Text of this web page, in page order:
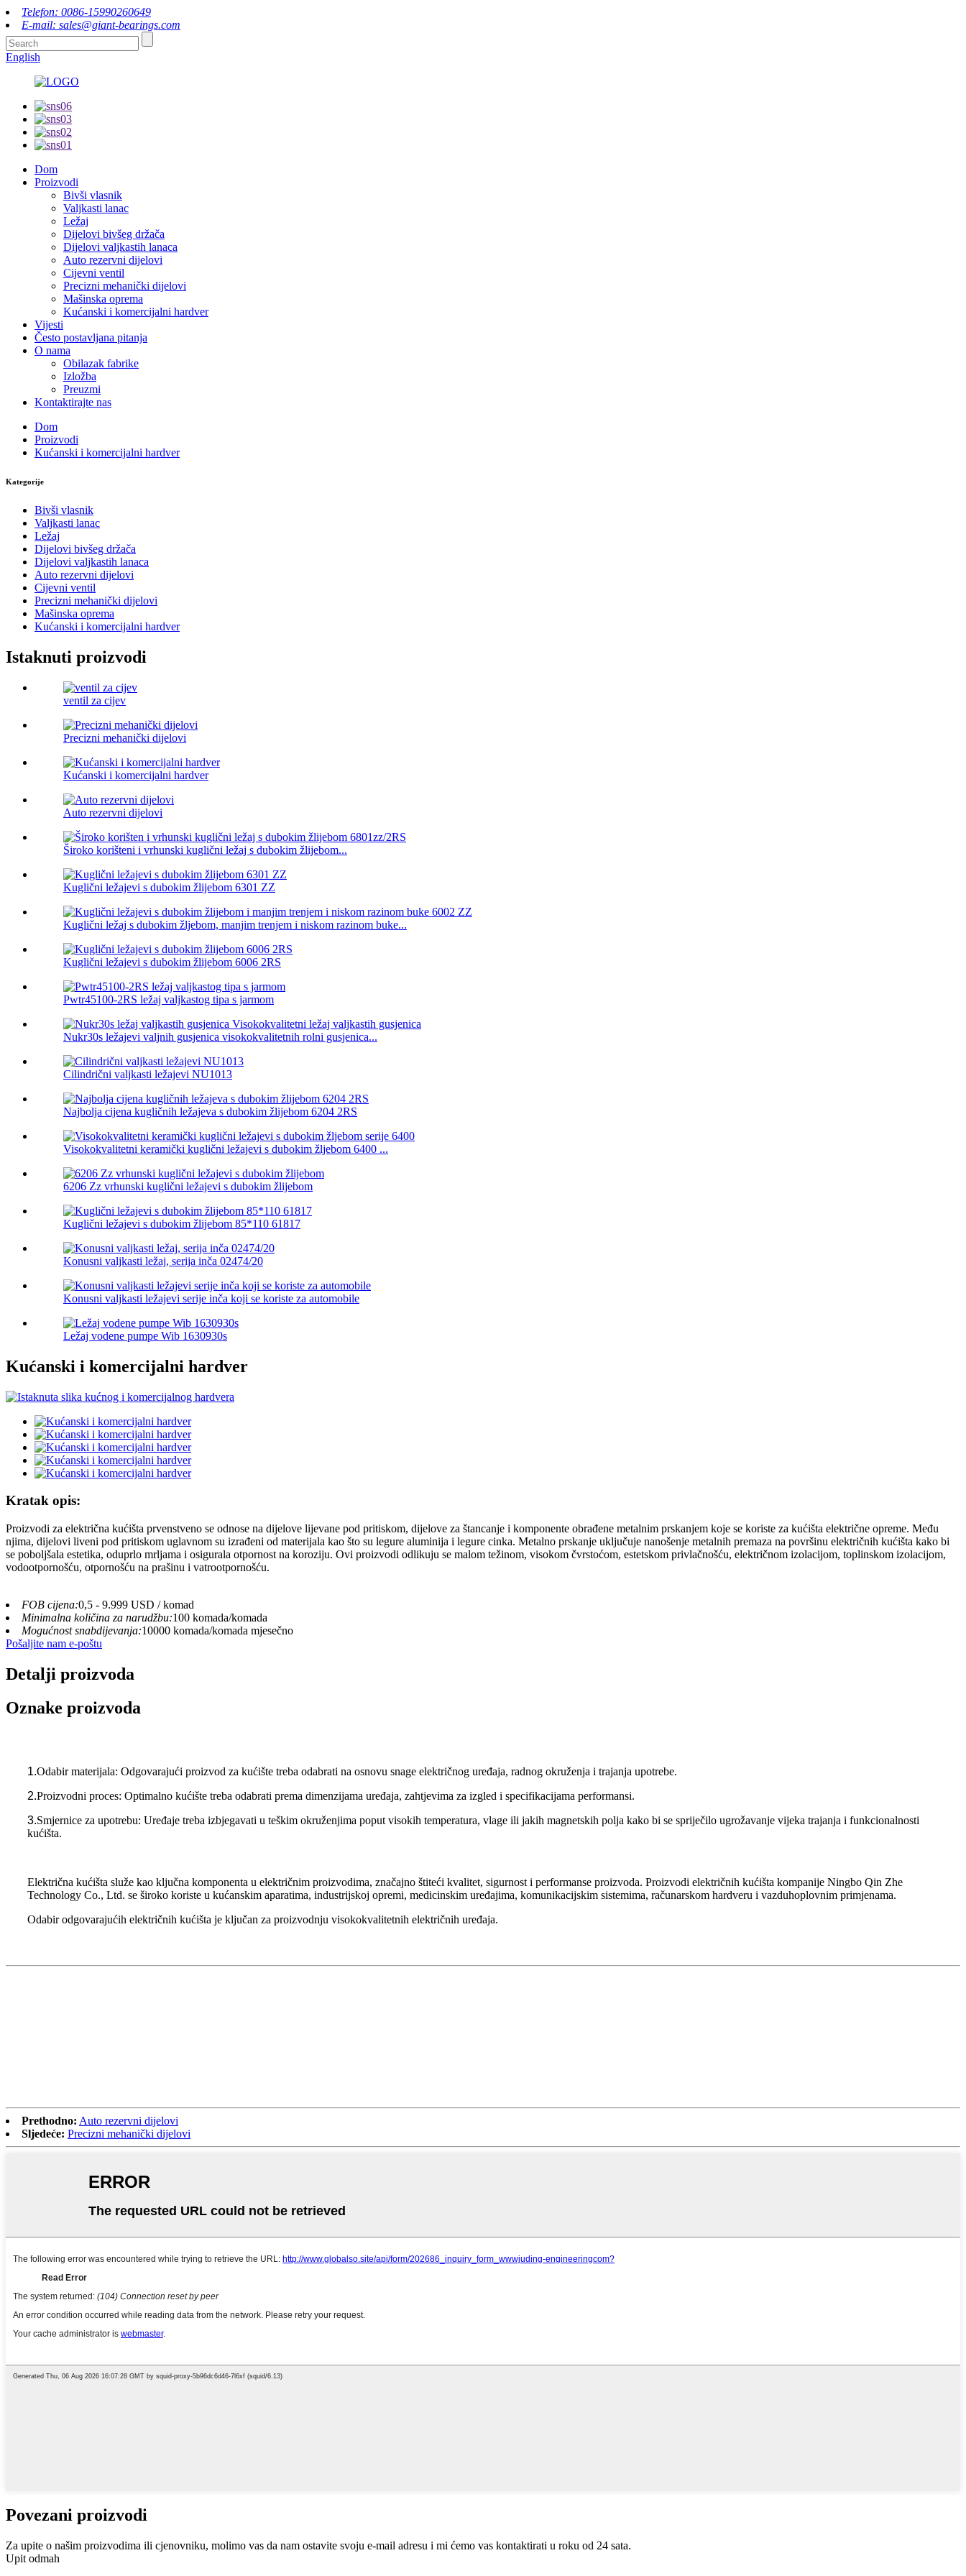
Telefon: 0086-15990260649
E-mail: sales@giant-bearings.com
English
Dom
Proizvodi
Bivši vlasnik
Valjkasti lanac
Ležaj
Dijelovi bivšeg držača
Dijelovi valjkastih lanaca
Auto rezervni dijelovi
Cijevni ventil
Precizni mehanički dijelovi
Mašinska oprema
Kućanski i komercijalni hardver
Vijesti
Često postavljana pitanja
O nama
Obilazak fabrike
Izložba
Preuzmi
Kontaktirajte nas
Dom
Proizvodi
Kućanski i komercijalni hardver
Kategorije
Bivši vlasnik
Valjkasti lanac
Ležaj
Dijelovi bivšeg držača
Dijelovi valjkastih lanaca
Auto rezervni dijelovi
Cijevni ventil
Precizni mehanički dijelovi
Mašinska oprema
Kućanski i komercijalni hardver
Istaknuti proizvodi
ventil za cijev
Precizni mehanički dijelovi
Kućanski i komercijalni hardver
Auto rezervni dijelovi
Široko korišteni i vrhunski kuglični ležaj s dubokim žlijebom...
Kuglični ležajevi s dubokim žlijebom 6301 ZZ
Kuglični ležaj s dubokim žljebom, manjim trenjem i niskom razinom buke...
Kuglični ležajevi s dubokim žlijebom 6006 2RS
Pwtr45100-2RS ležaj valjkastog tipa s jarmom
Nukr30s ležajevi valjnih gusjenica visokokvalitetnih rolni gusjenica...
Cilindrični valjkasti ležajevi NU1013
Najbolja cijena kugličnih ležajeva s dubokim žlijebom 6204 2RS
Visokokvalitetni keramički kuglični ležajevi s dubokim žljebom 6400 ...
6206 Zz vrhunski kuglični ležajevi s dubokim žlijebom
Kuglični ležajevi s dubokim žlijebom 85*110 61817
Konusni valjkasti ležaj, serija inča 02474/20
Konusni valjkasti ležajevi serije inča koji se koriste za automobile
Ležaj vodene pumpe Wib 1630930s
Kućanski i komercijalni hardver
Kratak opis:
Proizvodi za električna kućišta prvenstveno se odnose na dijelove lijevane pod pritiskom, dijelove za štancanje i komponente obrađene metalnim prskanjem koje se koriste za kućišta električne opreme. Među
njima, dijelovi liveni pod pritiskom uglavnom su izrađeni od materijala kao što su legure aluminija i legure cinka. Metalno prskanje uključuje nanošenje metalnih premaza na površinu električnih kućišta kako bi
se poboljšala estetika, oduprlo mrljama i osigurala otpornost na koroziju. Ovi proizvodi odlikuju se malom težinom, visokom čvrstoćom, estetskom privlačnošću, električnom izolacijom, toplinskom izolacijom,
vodootpornošću, otpornošću na prašinu i vatrootpornošću.
FOB cijena:0,5 - 9.999 USD / komad
Minimalna količina za narudžbu:100 komada/komada
Mogućnost snabdijevanja:10000 komada/komada mjesečno
Pošaljite nam e-poštu
Detalji proizvoda
Oznake proizvoda
1.Odabir materijala: Odgovarajući proizvod za kućište treba odabrati na osnovu snage električnog uređaja, radnog okruženja i trajanja upotrebe.
2.Proizvodni proces: Optimalno kućište treba odabrati prema dimenzijama uređaja, zahtjevima za izgled i specifikacijama performansi.
3.Smjernice za upotrebu: Uređaje treba izbjegavati u teškim okruženjima poput visokih temperatura, vlage ili jakih magnetskih polja kako bi se spriječilo ugrožavanje vijeka trajanja i funkcionalnosti
kućišta.
Električna kućišta služe kao ključna komponenta u električnim proizvodima, značajno štiteći kvalitet, sigurnost i performanse proizvoda. Proizvodi električnih kućišta kompanije Ningbo Qin Zhe
Technology Co., Ltd. se široko koriste u kućanskim aparatima, industrijskoj opremi, medicinskim uređajima, komunikacijskim sistemima, računarskom hardveru i vazduhoplovnim primjenama.
Odabir odgovarajućih električnih kućišta je ključan za proizvodnju visokokvalitetnih električnih uređaja.
Prethodno: Auto rezervni dijelovi
Sljedeće: Precizni mehanički dijelovi
Povezani proizvodi
Za upite o našim proizvodima ili cjenovniku, molimo vas da nam ostavite svoju e-mail adresu i mi ćemo vas kontaktirati u roku od 24 sata.
Upit odmah